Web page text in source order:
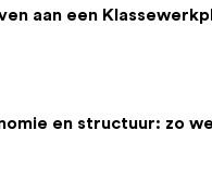
aan een
en structuur: zo